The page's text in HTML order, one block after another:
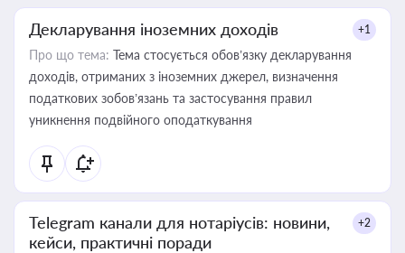
Декларування іноземних доходів +1
Про що тема: Тема стосується обов’язку декларування
доходів, отриманих з іноземних джерел, визначення
податкових зобов’язань та застосування правил
уникнення подвійного оподаткування
Telegram канали для нотаріусів: новини,
кейси, практичні поради
+2